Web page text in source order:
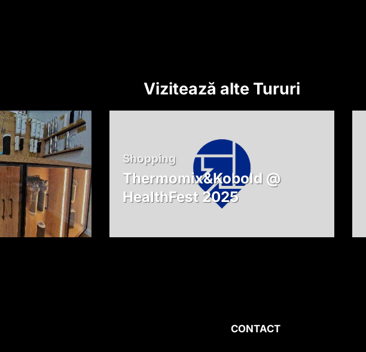
Vizitează alte Tururi
Shopping
Thermomix&Kobold @
HealthFest 2025
CONTACT